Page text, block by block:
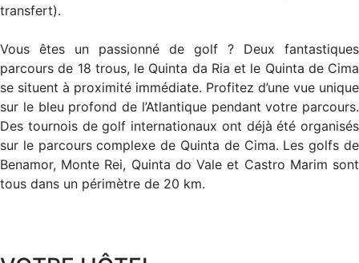
transfert).
Vous êtes un passionné de golf ? Deux fantastiques
parcours de 18 trous, le Quinta da Ria et le Quinta de Cima
se situent à proximité immédiate. Profitez d’une vue unique
sur le bleu profond de l’Atlantique pendant votre parcours.
Des tournois de golf internationaux ont déjà été organisés
sur le parcours complexe de Quinta de Cima. Les golfs de
Benamor, Monte Rei, Quinta do Vale et Castro Marim sont
tous dans un périmètre de 20 km.